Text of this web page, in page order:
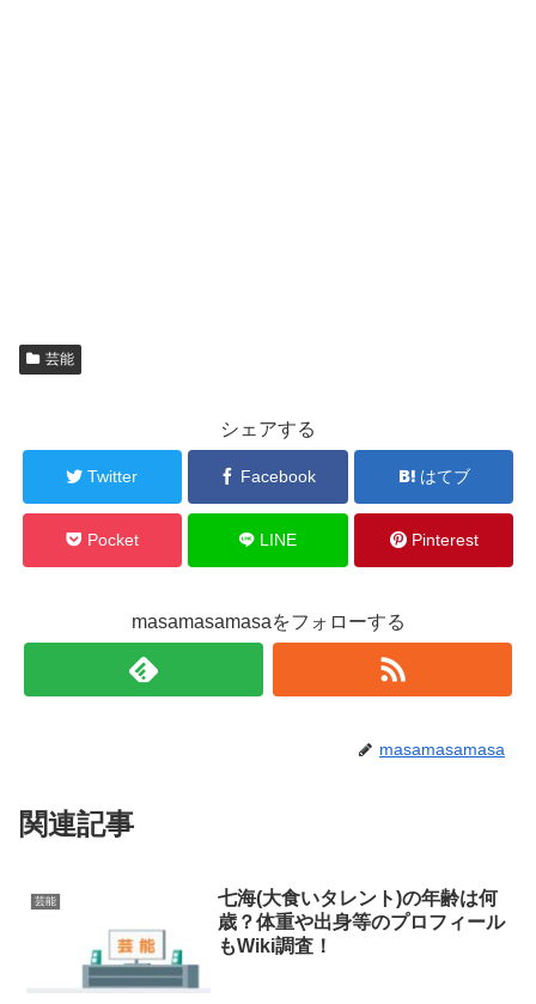
芸能
シェアする
Twitter Facebook はてブ
Pocket LINE Pinterest
masamasamasaをフォローする
masamasamasa
関連記事
芸能
七海(大食いタレント)の年齢は何
歳？体重や出身等のプロフィール
もWiki調査！